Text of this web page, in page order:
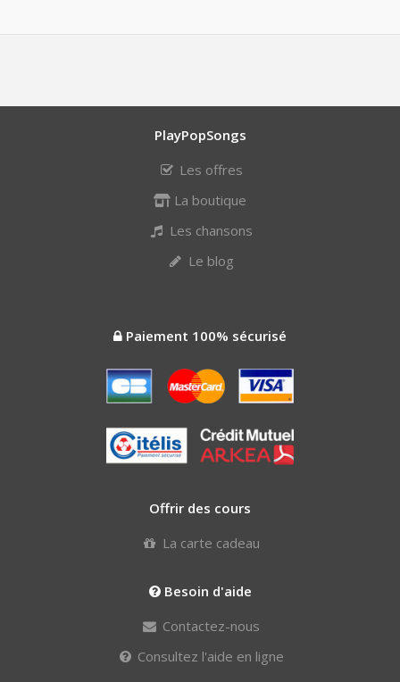
PlayPopSongs
Les offres
La boutique
Les chansons
Le blog
Paiement 100% sécurisé
Offrir des cours
La carte cadeau
Besoin d'aide
Contactez-nous
Consultez l'aide en ligne